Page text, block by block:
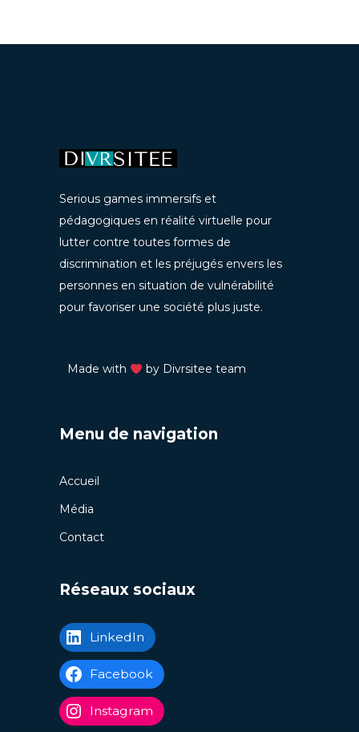
Serious games immersifs et
pédagogiques en réalité virtuelle pour
lutter contre toutes formes de
discrimination et les préjugés envers les
personnes en situation de vulnérabilité
pour favoriser une société plus juste.
Made with by Divrsitee team
Menu de navigation
Accueil
Média
Contact
Réseaux sociaux
LinkedIn
Facebook
Instagram